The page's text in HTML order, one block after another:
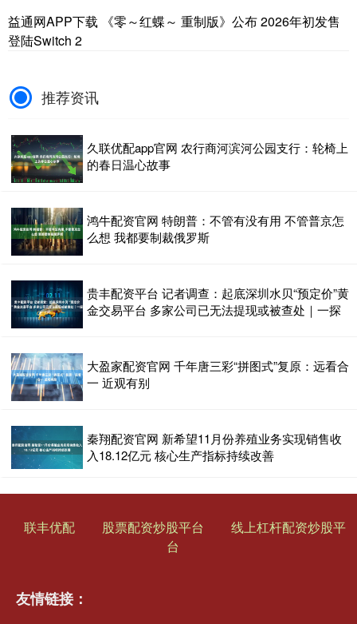
益通网APP下载 《零～红蝶～ 重制版》公布 2026年初发售
登陆Switch 2
推荐资讯
久联优配app官网 农行商河滨河公园支行：轮椅上
的春日温心故事
鸿牛配资官网 特朗普：不管有没有用 不管普京怎
么想 我都要制裁俄罗斯
贵丰配资平台 记者调查：起底深圳水贝“预定价”黄
金交易平台 多家公司已无法提现或被查处｜一探
大盈家配资官网 千年唐三彩“拼图式”复原：远看合
一 近观有别
秦翔配资官网 新希望11月份养殖业务实现销售收
入18.12亿元 核心生产指标持续改善
联丰优配 股票配资炒股平台
线上杠杆配资炒股平
台
友情链接：